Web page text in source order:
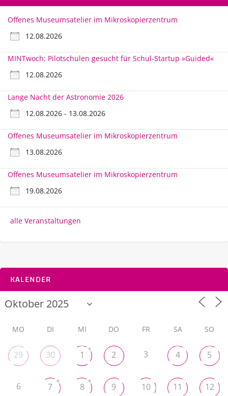
Offenes Museumsatelier im Mikroskopierzentrum
12.08.2026
MINTwoch: Pilotschulen gesucht für Schul-Startup »Guided«
12.08.2026
Lange Nacht der Astronomie 2026
12.08.2026 - 13.08.2026
Offenes Museumsatelier im Mikroskopierzentrum
13.08.2026
Offenes Museumsatelier im Mikroskopierzentrum
19.08.2026
alle Veranstaltungen
KALENDER
MO DI MI DO FR SA SO
29 30 1
+
2 3 4 5
6 7
+
8
+
9 10 11 12